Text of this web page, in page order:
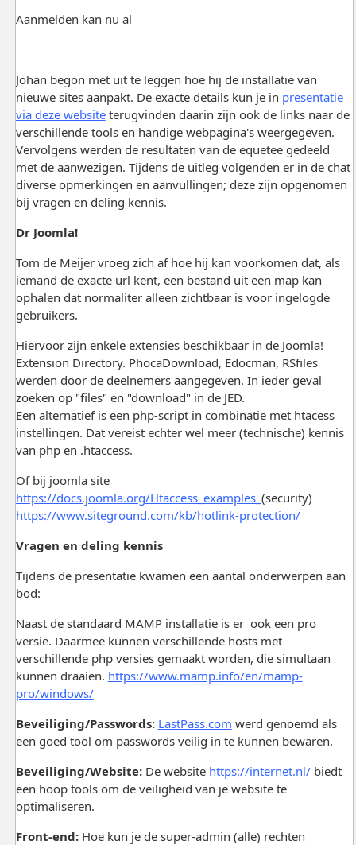
Aanmelden kan nu al
Johan begon met uit te leggen hoe hij de installatie van
nieuwe sites aanpakt. De exacte details kun je in presentatie
via deze websiteterugvinden daarin zijn ook de links naar de
verschillende tools en handige webpagina's weergegeven.
Vervolgens werden de resultaten van de equetee gedeeld
met de aanwezigen. Tijdens de uitleg volgenden er in de chat
diverse opmerkingen en aanvullingen; deze zijn opgenomen
bij vragen en deling kennis.
Dr Joomla!
Tom de Meijer vroeg zich af hoe hij kan voorkomen dat, als
iemand de exacte url kent, een bestand uit een map kan
ophalen dat normaliter alleen zichtbaar is voor ingelogde
gebruikers.
Hiervoor zijn enkele extensies beschikbaar in de Joomla!
Extension Directory. PhocaDownload, Edocman, RSfiles
werden door de deelnemers aangegeven. In ieder geval
zoeken op "files" en "download" in de JED.
Een alternatief is een php-script in combinatie met htacess
instellingen. Dat vereist echter wel meer (technische) kennis
van php en .htaccess.
Of bij joomla site
https://docs.joomla.org/Htaccess_examples_ (security)
https://www.siteground.com/kb/hotlink-protection/
Vragen en deling kennis
Tijdens de presentatie kwamen een aantal onderwerpen aan
bod:
Naast de standaard MAMP installatie is er ook een pro
versie. Daarmee kunnen verschillende hosts met
verschillende php versies gemaakt worden, die simultaan
kunnen draaien. https://www.mamp.info/en/mamp-
pro/windows/
Beveiliging/Passwords: LastPass.com werd genoemd als
een goed tool om passwords veilig in te kunnen bewaren.
Beveiliging/Website:De website https://internet.nl/biedt
een hoop tools om de veiligheid van je website te
optimaliseren.
Front-end:Hoe kun je de super-admin (alle) rechten